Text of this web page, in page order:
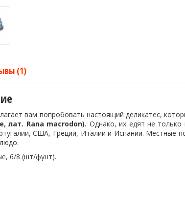
(1)
вам попробовать настоящий деликатес,
лат. Rana macrodon). Однако, их едят не
США, Греции, Италии и Испании. Местные
6/8 (шт/фунт).